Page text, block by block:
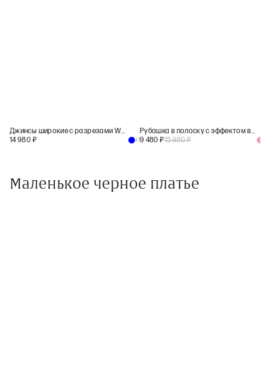
Джинсы широкие с разрезами WL300
14 980 ₽ +1
Рубашка в полоску с эффектом варки
9 480 ₽15 980₽
Маленькое черное платье